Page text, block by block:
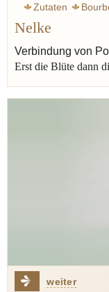
Zutaten
Nelke
Verbindung von
Erst die Blüte dann
weiter